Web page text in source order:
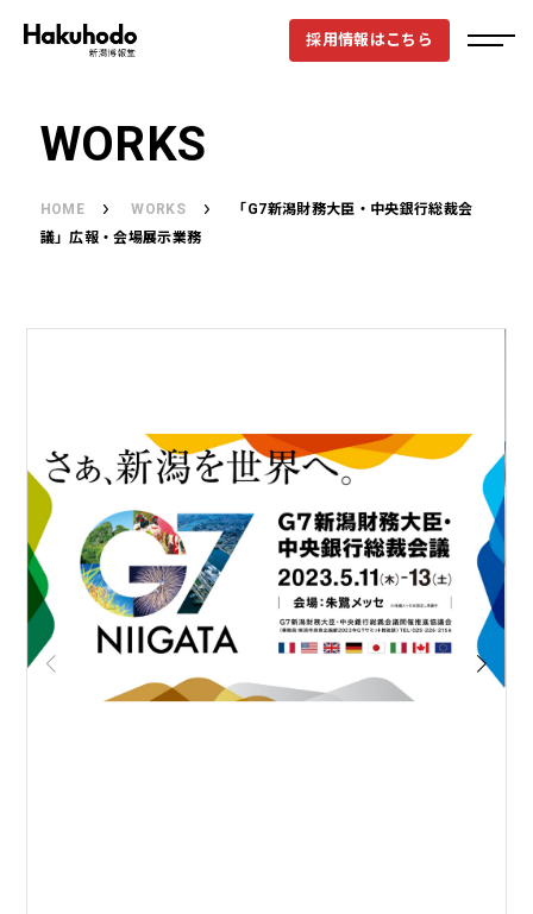
採用情報はこちら
WORKS
HOME WORKS
「G7新潟財務大臣・中央銀行総裁会
議」広報・会場展示業務